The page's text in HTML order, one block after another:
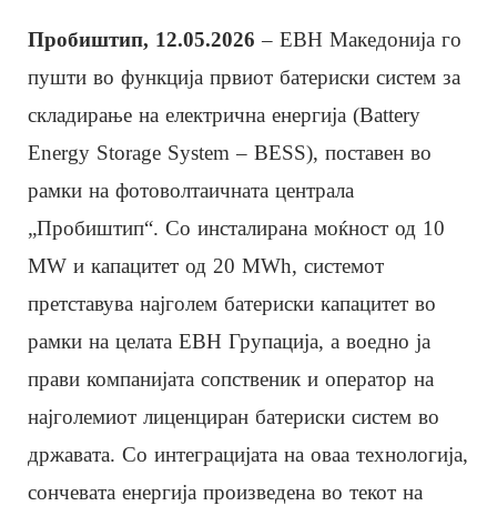
Пробиштип, 12.05.2026 – ЕВН Македонија го
пушти во функција првиот батериски систем за
складирање на електрична енергија (Battery
Energy Storage System – BESS), поставен во
рамки на фотоволтаичната централа
„Пробиштип“. Со инсталирана моќност од 10
MW и капацитет од 20 MWh, системот
претставува најголем батериски капацитет во
рамки на целата ЕВН Групација, а воедно ја
прави компанијата сопственик и оператор на
најголемиот лиценциран батериски систем во
државата. Со интеграцијата на оваа технологија,
сончевата енергија произведена во текот на